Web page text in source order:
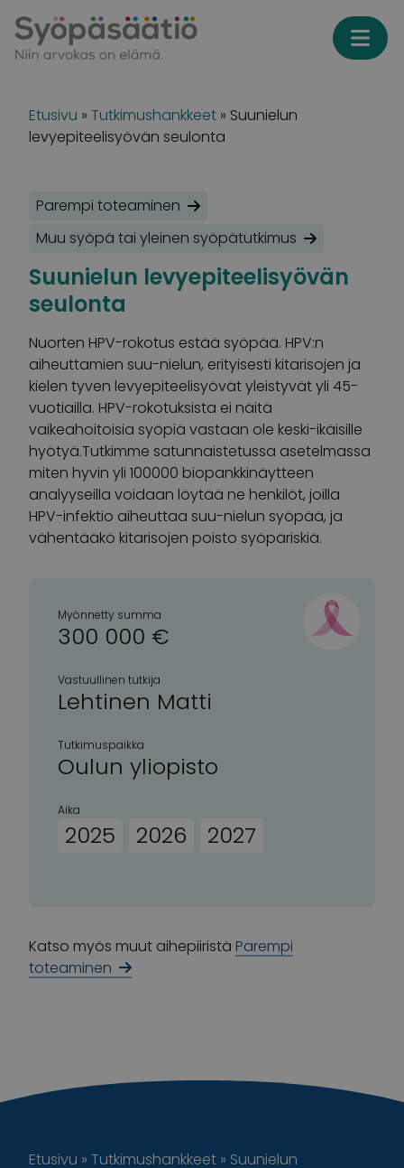
Etusivu » Tutkimushankkeet » Suunielun
levyepiteelisyövän seulonta
Parempi toteaminen
Muu syöpä tai yleinen syöpätutkimus
Suunielun levyepiteelisyövän
seulonta
Nuorten HPV-rokotus estää syöpää. HPV:n
aiheuttamien suu-nielun, erityisesti kitarisojen ja
kielen tyven levyepiteelisyövät yleistyvät yli 45-
vuotiailla. HPV-rokotuksista ei näitä
vaikeahoitoisia syöpiä vastaan ole keski-ikäisille
hyötyä.Tutkimme satunnaistetussa asetelmassa
miten hyvin yli 100000 biopankkinäytteen
analyyseilla voidaan löytää ne henkilöt, joilla
HPV-infektio aiheuttaa suu-nielun syöpää, ja
vähentääkö kitarisojen poisto syöpäriskiä.
Myönnetty summa
300 000 €
Vastuullinen tutkija
Lehtinen Matti
Tutkimuspaikka
Oulun yliopisto
Aika
2025 2026 2027
Katso myös muut aihepiiristä Parempi
toteaminen
Etusivu » Tutkimushankkeet » Suunielun